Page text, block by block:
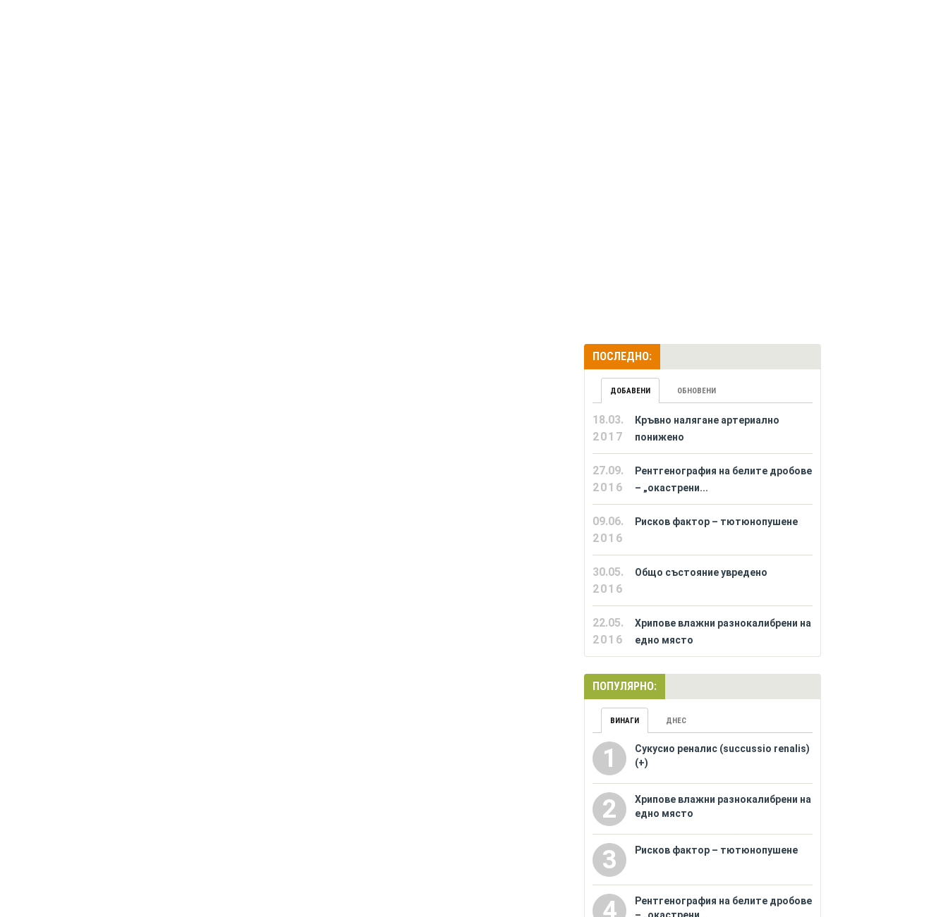
ПОСЛЕДНО:
ДОБАВЕНИ ОБНОВЕНИ
18.03.
2017
Кръвно налягане артериално
понижено
27.09.
2016
Рентгенография на белите дробове
– „окастрени...
09.06.
2016
Рисков фактор – тютюнопушене
30.05.
2016
Общо състояние увредено
22.05.
2016
Хрипове влажни разнокалибрени на
едно място
ПОПУЛЯРНО:
ВИНАГИ ДНЕС
1
Сукусио реналис (succussio renalis)
(+)
2
Хрипове влажни разнокалибрени на
едно място
3 Рисков фактор – тютюнопушене
4
Рентгенография на белите дробове